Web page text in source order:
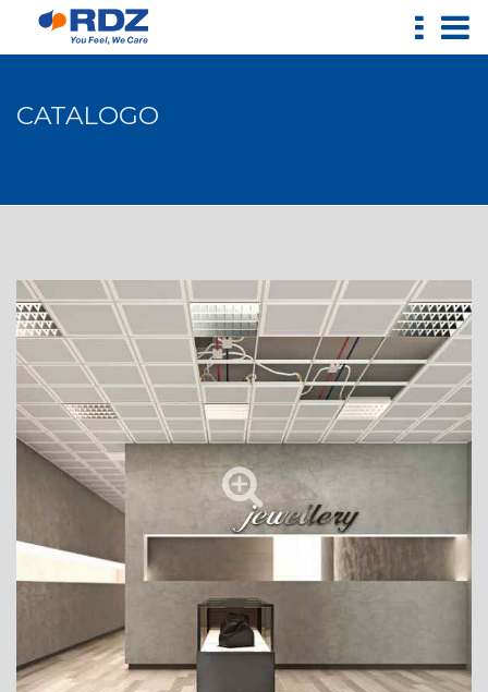
CATALOGO